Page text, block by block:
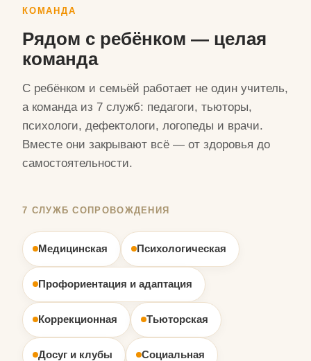
КОМАНДА
Рядом с ребёнком — целая
команда
С ребёнком и семьёй работает не один учитель,
а команда из 7 служб: педагоги, тьюторы,
психологи, дефектологи, логопеды и врачи.
Вместе они закрывают всё — от здоровья до
самостоятельности.
7 СЛУЖБ СОПРОВОЖДЕНИЯ
Медицинская Психологическая
Профориентация и адаптация
Коррекционная Тьюторская
Досуг и клубы Социальная